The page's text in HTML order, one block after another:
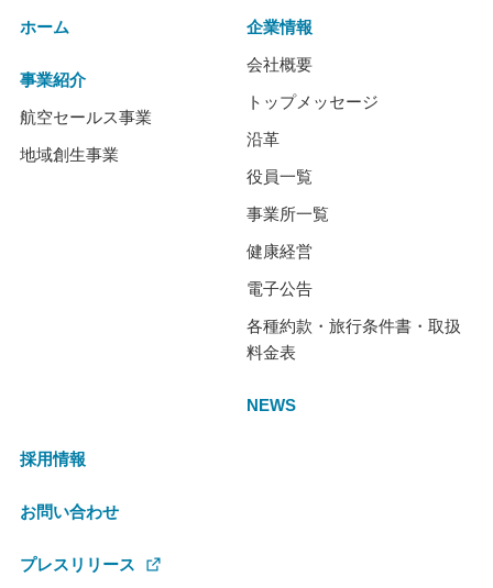
ホーム
事業紹介
航空セールス事業
地域創生事業
企業情報
会社概要
トップメッセージ
沿革
役員一覧
事業所一覧
健康経営
電子公告
各種約款・旅行条件書・取扱
料金表
NEWS
採用情報
お問い合わせ
プレスリリース